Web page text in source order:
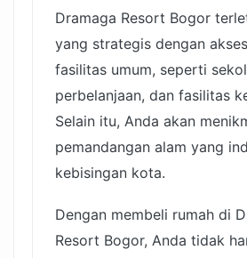
Dramaga Resort Bogor
yang strategis dengan
fasilitas umum, seperti
perbelanjaan, dan fasilitas
Selain itu, Anda akan
pemandangan alam yang
kebisingan kota.
Dengan membeli rumah di
Resort Bogor, Anda tidak